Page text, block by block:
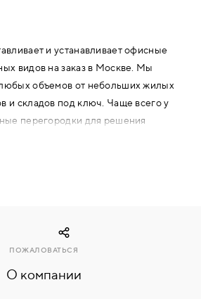
и устанавливает офисные
видов на заказ в Москве. Мы
объемов от небольших жилых
и складов под ключ. Чаще всего у
перегородки для решения
О компании
ПОЖАЛОВАТЬСЯ